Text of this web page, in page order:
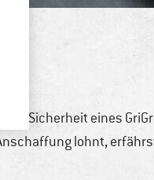
die Sicherheit eines
lohnt,